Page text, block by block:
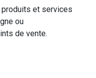
et services
ou
de vente.